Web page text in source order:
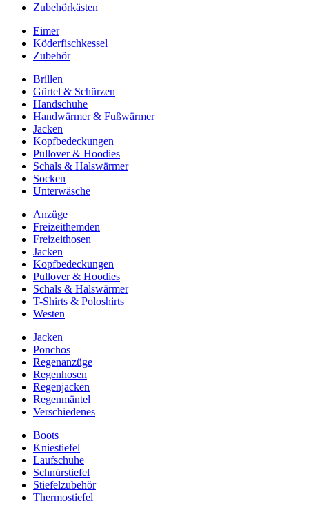
Zubehörkästen
Eimer
Köderfischkessel
Zubehör
Brillen
Gürtel & Schürzen
Handschuhe
Handwärmer & Fußwärmer
Jacken
Kopfbedeckungen
Pullover & Hoodies
Schals & Halswärmer
Socken
Unterwäsche
Anzüge
Freizeithemden
Freizeithosen
Jacken
Kopfbedeckungen
Pullover & Hoodies
Schals & Halswärmer
T-Shirts & Poloshirts
Westen
Jacken
Ponchos
Regenanzüge
Regenhosen
Regenjacken
Regenmäntel
Verschiedenes
Boots
Kniestiefel
Laufschuhe
Schnürstiefel
Stiefelzubehör
Thermostiefel